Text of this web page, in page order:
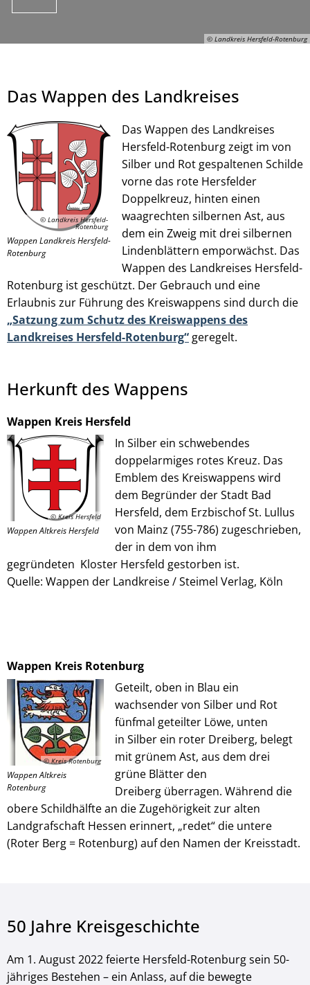
© Landkreis Hersfeld-Rotenburg
© Landkreis Hersfeld-Rotenburg
Das Wappen des Landkreises
© Landkreis Hersfeld-
Rotenburg
Wappen Landkreis Hersfeld-
Rotenburg
Das Wappen des Landkreises
Hersfeld-Rotenburg zeigt im von
Silber und Rot gespaltenen Schilde
vorne das rote Hersfelder
Doppelkreuz, hinten einen
waagrechten silbernen Ast, aus
dem ein Zweig mit drei silbernen
Lindenblättern emporwächst. Das
Wappen des Landkreises Hersfeld-
Rotenburg ist geschützt. Der Gebrauch und eine
Erlaubnis zur Führung des Kreiswappens sind durch die
„Satzung zum Schutz des Kreiswappens des
Landkreises Hersfeld-Rotenburg“ geregelt.
Herkunft des Wappens
Wappen Kreis Hersfeld
© Kreis Hersfeld
Wappen Altkreis Hersfeld
In Silber ein schwebendes
doppelarmiges rotes Kreuz. Das
Emblem des Kreiswappens wird
dem Begründer der Stadt Bad
Hersfeld, dem Erzbischof St. Lullus
von Mainz (755-786) zugeschrieben,
der in dem von ihm
gegründeten Kloster Hersfeld gestorben ist.
Quelle: Wappen der Landkreise / Steimel Verlag, Köln
Wappen Kreis Rotenburg
© Kreis Rotenburg
Wappen Altkreis
Rotenburg
Geteilt, oben in Blau ein
wachsender von Silber und Rot
fünfmal geteilter Löwe, unten
in Silber ein roter Dreiberg, belegt
mit grünem Ast, aus dem drei
grüne Blätter den
Dreiberg überragen. Während die
obere Schildhälfte an die Zugehörigkeit zur alten
Landgrafschaft Hessen erinnert, „redet“ die untere
(Roter Berg = Rotenburg) auf den Namen der Kreisstadt.
50 Jahre Kreisgeschichte
Am 1. August 2022 feierte Hersfeld-Rotenburg sein 50-
jähriges Bestehen – ein Anlass, auf die bewegte